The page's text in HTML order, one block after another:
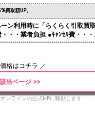
買取額UP。
ン利用時に「らくらく引取買
・・業者負担 ●ｷｬﾝｾﾙ費・・
格はコチラ ／
当ページ >>
ンラインの公式HPに移動します